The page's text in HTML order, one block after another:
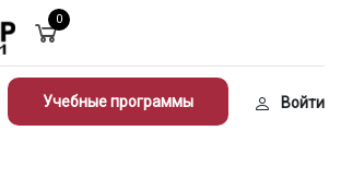
0
Учебные программы Войти